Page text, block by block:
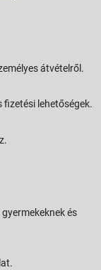
átvételről.
lehetőségek.
és